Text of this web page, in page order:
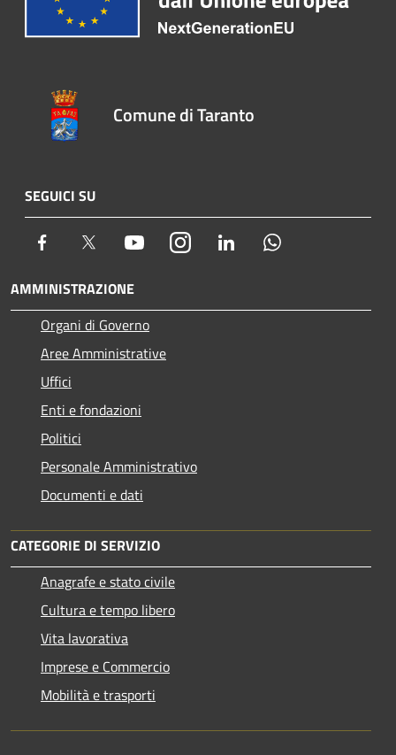
Comune di Taranto
SEGUICI SU
Facebook Twitter YoutubeInstagram LinkedIn
AMMINISTRAZIONE
Organi di Governo
Aree Amministrative
Uffici
Enti e fondazioni
Politici
Personale Amministrativo
Documenti e dati
CATEGORIE DI SERVIZIO
Anagrafe e stato civile
Cultura e tempo libero
Vita lavorativa
Imprese e Commercio
Mobilità e trasporti